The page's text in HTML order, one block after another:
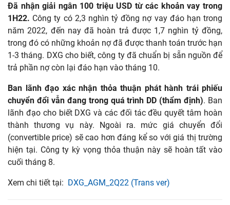
Đã nhận giải ngân 100 triệu USD từ các khoản vay trong
1H22. Công ty có 2,3 nghìn tỷ đồng nợ vay đáo hạn trong
năm 2022, đến nay đã hoàn trả được 1,7 nghìn tỷ đồng,
trong đó có những khoản nợ đã được thanh toán trước hạn
1-3 tháng. DXG cho biết, công ty đã chuẩn bị sẵn nguồn để
trả phần nợ còn lại đáo hạn vào tháng 10.
Ban lãnh đạo xác nhận thỏa thuận phát hành trái phiếu
chuyển đổi vẫn đang trong quá trình DD (thẩm định). Ban
lãnh đạo cho biết DXG và các đối tác đều quyết tâm hoàn
thành thương vụ này. Ngoài ra. mức giá chuyển đổi
(convertible price) sẽ cao hơn đáng kể so với giá thị trường
hiện tại. Công ty kỳ vọng thỏa thuận này sẽ hoàn tất vào
cuối tháng 8.
Xem chi tiết tại: DXG_AGM_2Q22 (Trans ver)